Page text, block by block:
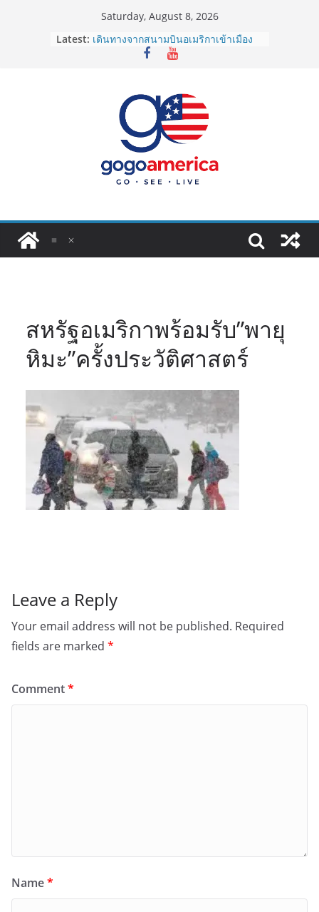
Saturday, August 8, 2026
Latest: เดินทางจากสนามบินอเมริกาเข้าเมือง
2026: LAX, JFK, SFO ไปยังไงดี?
ประเทศต้องรู้
ซิมการ์ดอเมริกา 2026: ใช้ยี่ห้อไหนดี
ที่สุด? เปรียบเทียบครบจบในบทความ
โอนเงินจากอเมริกากลับไทย ใช้วิธีไหน
ประหยัดและคุ้มที่สุดในปี 2026?
VPN สำหรับใช้ในอเมริกา 2026: ตัว
สหรัฐอเมริกาพร้อมรับ”พายุ
หิมะ”ครั้งประวัติศาสตร์
Leave a Reply
Your email address will not be published. Required
fields are marked *
Comment*
Name*